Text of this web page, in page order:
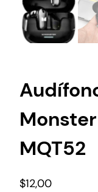
MQT52
$12,00